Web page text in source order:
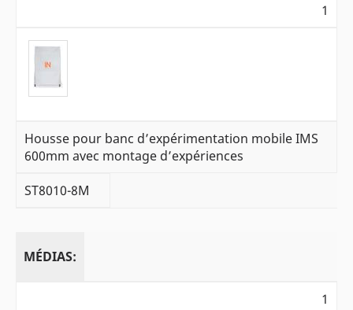
1
Housse pour banc d’expérimentation mobile IMS
600mm avec montage d’expériences
ST8010-8M
MÉDIAS:
1